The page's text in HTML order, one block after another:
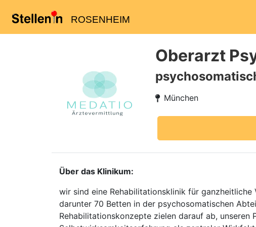
ROSENHEIM
Oberarzt
München
Über das Klinikum:
wir sind eine Rehabilitationsklinik für
darunter 70 Betten in der psychosomatischen
Rehabilitationskonzepte zielen darauf ab, unseren